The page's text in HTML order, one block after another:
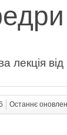
лекція
Останнє